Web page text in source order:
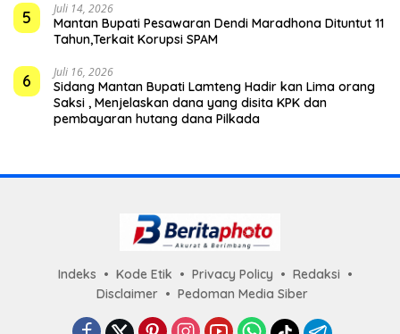
5 Juli 14, 2026
Mantan Bupati Pesawaran Dendi Maradhona Dituntut 11
Tahun,Terkait Korupsi SPAM
6 Juli 16, 2026
Sidang Mantan Bupati Lamteng Hadir kan Lima orang
Saksi , Menjelaskan dana yang disita KPK dan
pembayaran hutang dana Pilkada
Indeks Kode Etik Privacy Policy
Redaksi
Disclaimer
Pedoman Media Siber